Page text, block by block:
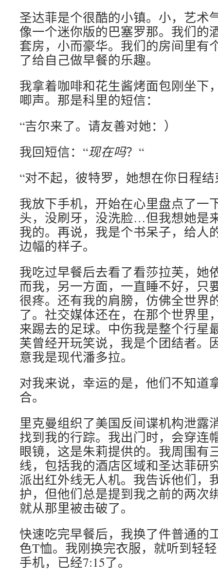
圣达菲是个很酷的小镇。小，艺术
像一个迷你版的巴塞罗那。我们的
套房，小而豪华。我们的房间里有
了给自己做早餐的乐趣。
我拿着咖啡和花生酱烤面包刚坐下
唧声。那是科里的短信：
“吉尔来了。请友善对她：）
我回短信：“现在吗？“
“对不起，彼特罗，她想在你日程
我放下手机，开始在心里盘点了一
头，没刷牙，没洗脸…但我想她是
我的。再说，我是个书呆子，给人
边幅的样子。
我吃过早餐后去看了看莎拉芙，她
而我，另一方面，一直睡不好，只
很疼。还有我的肩膀，仿佛全世界
了。社交媒体还在，在那个世界里
来踢去的足球。中伤我是整个行星
芙曾经开玩笑说，我是个团结者。
意我是现代潘多拉。
对我来说，幸运的是，他们不知道
合。
里克曼组织了美国反间谍机构泄露
找到我的行踪。我出门时，会穿连
眼镜，这是朱莉提供的。我周围有
线，包括我的酒店区域和圣达菲研
派出红外线无人机。我告诉他们，
护，但他们总是提到我之前的两次
就从那里被击破了。
快速吃完早餐后，我换了件普通的
色T恤。我刚换完衣服，就听到轻
手机，已经7:15了。